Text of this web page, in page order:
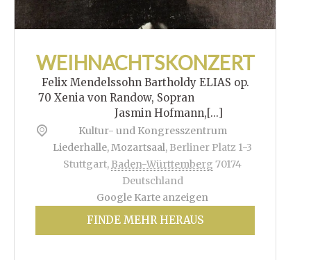
WEIHNACHTSKONZERT
Felix Mendelssohn Bartholdy ELIAS op.
70 Xenia von Randow, Sopran
Jasmin Hofmann,[...]
Kultur- und Kongresszentrum
Liederhalle, Mozartsaal, Berliner Platz 1-3
Stuttgart, Baden-Württemberg 70174
Deutschland
Google Karte anzeigen
FINDE MEHR HERAUS